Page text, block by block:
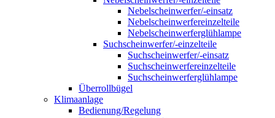
Nebelscheinwerfer/-einsatz
Nebelscheinwerfereinzelteile
Nebelscheinwerferglühlampe
Suchscheinwerfer/-einzelteile
Suchscheinwerfer/-einsatz
Suchscheinwerfereinzelteile
Suchscheinwerferglühlampe
Überrollbügel
Klimaanlage
Bedienung/Regelung